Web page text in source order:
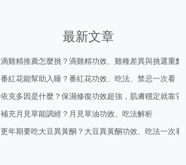
最新文章
滴雞精推薦怎麼挑？滴雞精功效、雞種差異與挑選重點
番紅花能幫助入睡？番紅花功效、吃法、禁忌一次看
依克多因是什麼？保濕修復功效超強，肌膚穩定就靠它！
補充月見草能調經？月見草油功效、吃法解析
更年期要吃大豆異黃酮？大豆異黃酮功效、吃法一次看